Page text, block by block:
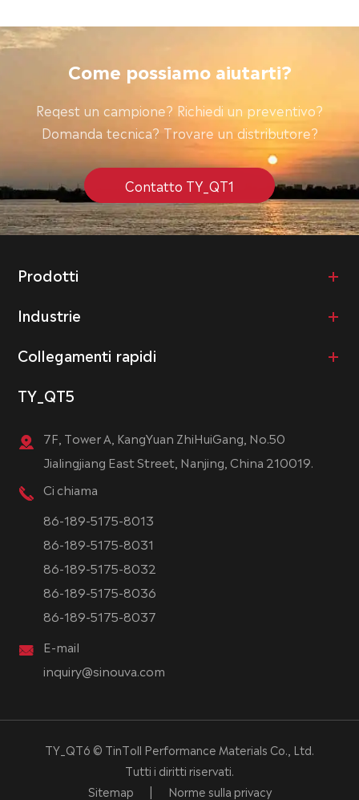
Come possiamo aiutarti?
Reqest un campione? Richiedi un preventivo?
Domanda tecnica? Trovare un distributore?
Contatto TY_QT1
Prodotti
Industrie
Collegamenti rapidi
TY_QT5
7F, Tower A, KangYuan ZhiHuiGang, No.50
Jialingjiang East Street, Nanjing, China 210019.
Ci chiama
86-189-5175-8013
86-189-5175-8031
86-189-5175-8032
86-189-5175-8036
86-189-5175-8037
E-mail
inquiry@sinouva.com
TY_QT6 © TinToll Performance Materials Co., Ltd.
Tutti i diritti riservati.
Sitemap
| Norme sulla privacy